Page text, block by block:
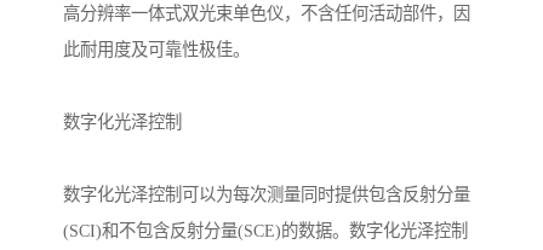
高分辨率一体式双光束单色仪，不含任何活动部件，因
此耐用度及可靠性极佳。
数字化光泽控制
数字化光泽控制可以为每次测量同时提供包含反射分量
(SCI)和不包含反射分量(SCE)的数据。数字化光泽控制